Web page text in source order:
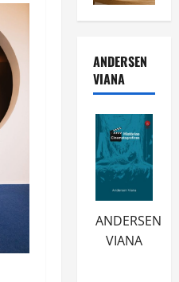
ANDERSEN
VIANA
ANDERSEN
VIANA